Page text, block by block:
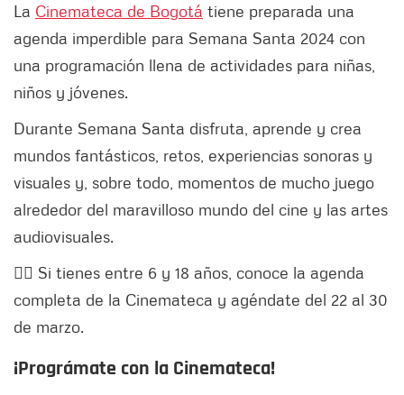
La Cinemateca de Bogotá tiene preparada una
agenda imperdible para Semana Santa 2024 con
una programación llena de actividades para niñas,
niños y jóvenes.
Durante Semana Santa disfruta, aprende y crea
mundos fantásticos, retos, experiencias sonoras y
visuales y, sobre todo, momentos de mucho juego
alrededor del maravilloso mundo del cine y las artes
audiovisuales.
👉🏻 Si tienes entre 6 y 18 años, conoce la agenda
completa de la Cinemateca y agéndate del 22 al 30
de marzo.
¡Prográmate con la Cinemateca!